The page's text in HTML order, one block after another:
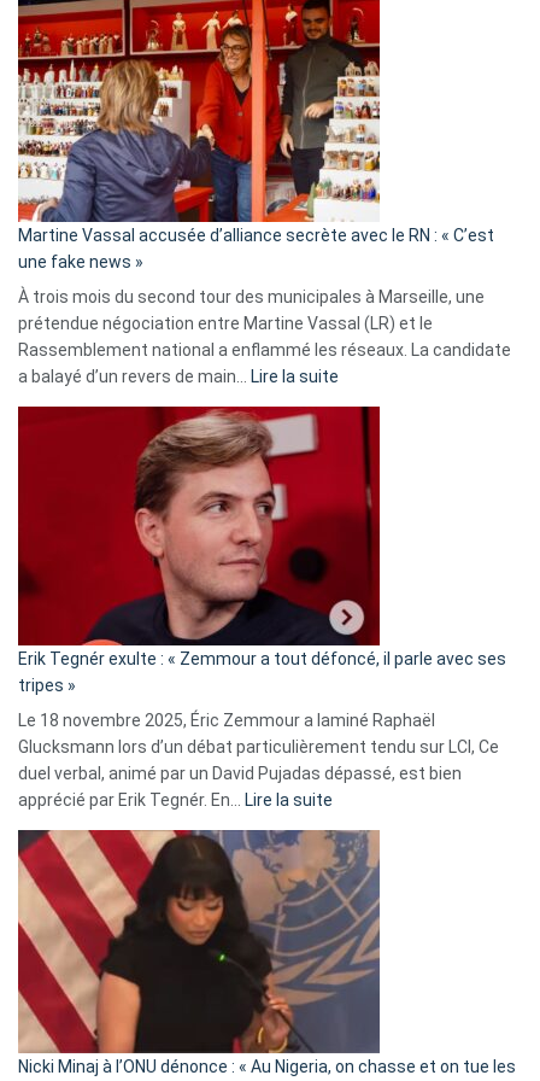
Algérie
Martine Vassal accusée d’alliance secrète avec le RN : « C’est
une fake news »
À trois mois du second tour des municipales à Marseille, une
prétendue négociation entre Martine Vassal (LR) et le
Rassemblement national a enflammé les réseaux. La candidate
a balayé d’un revers de main…
Lire la suite
d’alliance
secrète
«
C’est
fake
news
»
Erik Tegnér exulte : « Zemmour a tout défoncé, il parle avec ses
tripes »
Le 18 novembre 2025, Éric Zemmour a laminé Raphaël
Glucksmann lors d’un débat particulièrement tendu sur LCI, Ce
duel verbal, animé par un David Pujadas dépassé, est bien
apprécié par Erik Tegnér. En…
Lire la suite
Tegnér
exulte
« Zemmour
a
tout
parle
Nicki Minaj à l’ONU dénonce : « Au Nigeria, on chasse et on tue les